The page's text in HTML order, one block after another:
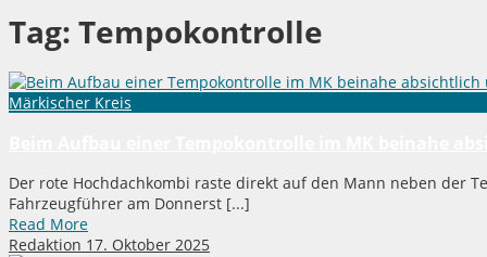
Tag: Tempokontrolle
Märkischer Kreis
Der rote Hochdachkombi raste direkt auf den Mann neben der
Fahrzeugführer am Donnerst [...]
Read More
Redaktion 17. Oktober 2025